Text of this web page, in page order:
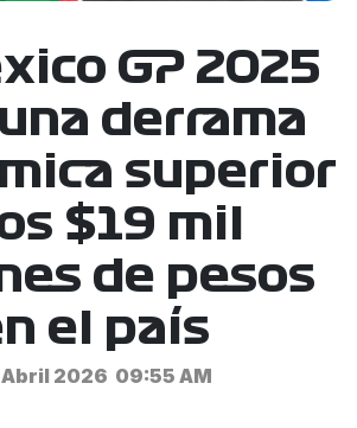
GP 2025
derrama
superior
$19 mil
de pesos
el país
2026 09:55 AM